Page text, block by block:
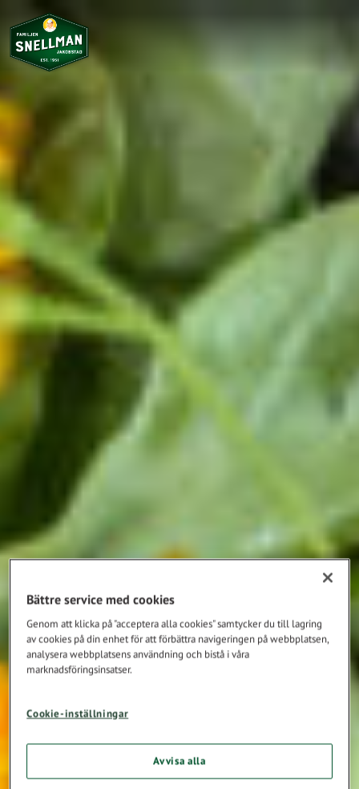
Bättre service med cookies
Genom att klicka på "acceptera alla cookies" samtycker du till lagring
av cookies på din enhet för att förbättra navigeringen på webbplatsen,
analysera webbplatsens användning och bistå i våra
marknadsföringsinsatser.
Cookie-inställningar
Avvisa alla